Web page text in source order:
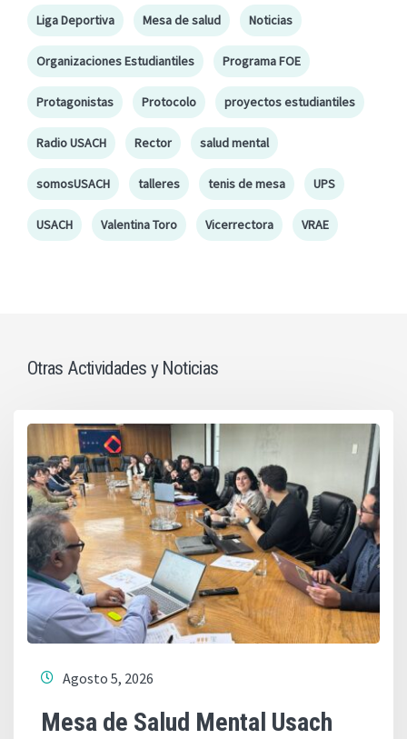
Liga Deportiva Mesa de salud Noticias
Organizaciones Estudiantiles Programa FOE
Protagonistas Protocolo proyectos estudiantiles
Radio USACH Rector salud mental
somosUSACH talleres tenis de mesa UPS
USACH Valentina Toro Vicerrectora VRAE
Otras Actividades y Noticias
Agosto 5, 2026
Mesa de Salud Mental Usach